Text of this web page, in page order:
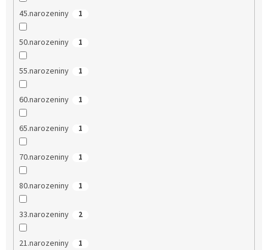
45.narozeniny 1
50.narozeniny 1
55.narozeniny 1
60.narozeniny 1
65.narozeniny 1
70.narozeniny 1
80.narozeniny 1
33.narozeniny 2
21.narozeniny 1